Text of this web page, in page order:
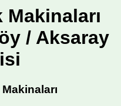
/ Aksaray